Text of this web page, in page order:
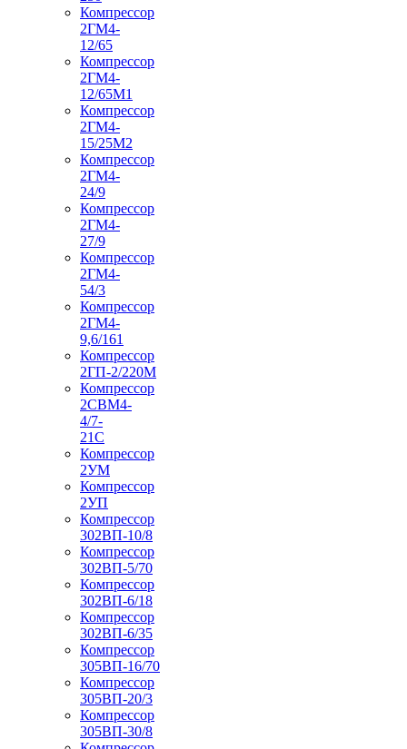
Компрессор
2ГМ4-
12/65
Компрессор
2ГМ4-
12/65М1
Компрессор
2ГМ4-
15/25М2
Компрессор
2ГМ4-
24/9
Компрессор
2ГМ4-
27/9
Компрессор
2ГМ4-
54/3
Компрессор
2ГМ4-
9,6/161
Компрессор
2ГП-2/220М
Компрессор
2СВМ4-
4/7-
21С
Компрессор
2УМ
Компрессор
2УП
Компрессор
302ВП-10/8
Компрессор
302ВП-5/70
Компрессор
302ВП-6/18
Компрессор
302ВП-6/35
Компрессор
305ВП-16/70
Компрессор
305ВП-20/3
Компрессор
305ВП-30/8